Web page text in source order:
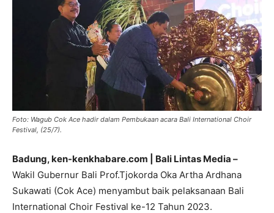
Foto: Wagub Cok Ace hadir dalam Pembukaan acara Bali International Choir
Festival, (25/7).
Badung, ken-kenkhabare.com | Bali Lintas Media –
Wakil Gubernur Bali Prof.Tjokorda Oka Artha Ardhana
Sukawati (Cok Ace) menyambut baik pelaksanaan Bali
International Choir Festival ke-12 Tahun 2023.